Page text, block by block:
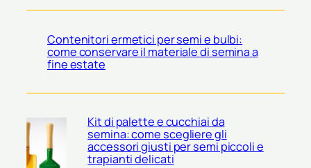
Contenitori ermetici per semi e bulbi:
come conservare il materiale di semina a
fine estate
Kit di palette e cucchiai da
semina: come scegliere gli
accessori giusti per semi piccoli e
trapianti delicati